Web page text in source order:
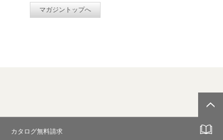
マガジントップへ
カタログ無料請求